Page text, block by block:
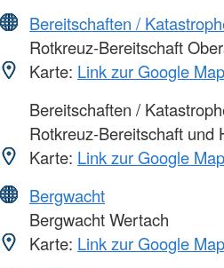
Bereitschaften /
Rotkreuz-Bereitschaft
Karte: Link zur Google
Bereitschaften /
Rotkreuz-Bereitschaft und
Karte: Link zur Google
Bergwacht
Bergwacht Wertach
Karte: Link zur Google